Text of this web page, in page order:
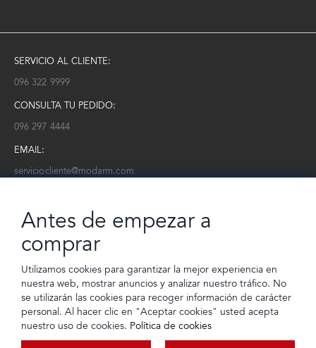
SERVICIO AL CLIENTE:
096 322 9999
CONSULTA TU PEDIDO:
096 297 4444
EMAIL:
serviciocliente@modarm.com
Conoce toda la información sobre últimas colecciones, eventos y
Subscríbete a nuestro newsletter
SUSCRIBIRSE
Antes de empezar a
comprar
Utilizamos cookies para garantizar la mejor experiencia en
nuestra web, mostrar anuncios y analizar nuestro tráfico. No
se utilizarán las cookies para recoger información de carácter
personal. Al hacer clic en "Aceptar cookies" usted acepta
nuestro uso de cookies. Política de cookies